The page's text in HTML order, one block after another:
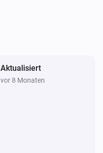
Aktualisiert
vor 8 Monaten